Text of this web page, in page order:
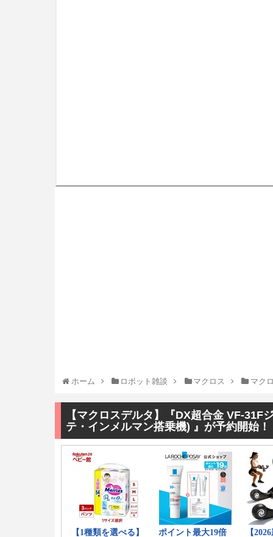
ホーム ロボット雑談 マクロス マク
【マクロスデルタ】『DX超合金 VF-
テ・インメルマン搭乗機) 』が予約開始！